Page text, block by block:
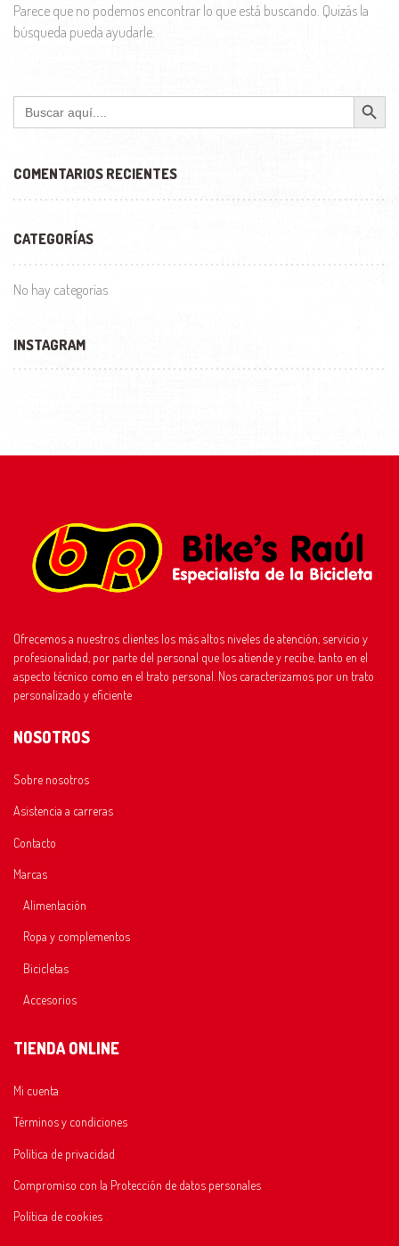
Parece que no podemos encontrar lo que está buscando. Quizás la
búsqueda pueda ayudarle.
Buscar: Botón de
COMENTARIOS RECIENTES
CATEGORÍAS
No hay categorías
INSTAGRAM
Ofrecemos a nuestros clientes los más altos niveles de atención, servicio y
profesionalidad, por parte del personal que los atiende y recibe, tanto en el
aspecto técnico como en el trato personal. Nos caracterizamos por un trato
personalizado y eficiente
NOSOTROS
Sobre nosotros
Asistencia a carreras
Contacto
Marcas
Alimentación
Ropa y complementos
Bicicletas
Accesorios
TIENDA ONLINE
Mi cuenta
Términos y condiciones
Política de privacidad
Compromiso con la Protección de datos personales
Política de cookies